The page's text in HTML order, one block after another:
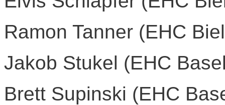
Ramon Tanner (EHC
Jakob Stukel (EHC
Brett Supinski (EHC